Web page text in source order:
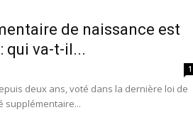
de naissance est
qui va-t-il...
1
deux ans, voté dans la dernière loi de
supplémentaire...